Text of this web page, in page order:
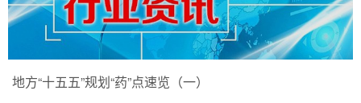
地方“十五五”规划“药”点速览（一）